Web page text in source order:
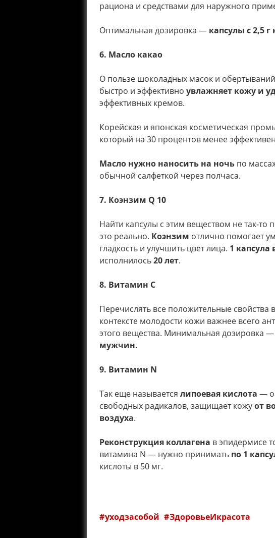
рациона и средствами для наружного
Оптимальная дозировка — капсулы с 2,5
6. Масло какао
О пользе шоколадных масок и
быстро и эффективно увлажняет кожу и
эффективных кремов.
Корейская и японская косметическая
который на 30 процентов менее
Масло нужно наносить на ночь по
обычной салфеткой через полчаса.
7. Коэнзим Q 10
Найти капсулы с этим веществом не так-то
это реально. Коэнзим отлично помогает
гладкость и улучшить цвет лица. 1 капсула
исполнилось20 лет.
8. Витамин С
Перечислять все положительные
контексте молодости кожи важнее всего
этого вещества. Минимальная дозировка —
мужчин.
9. Витамин N
Так еще называется липоевая кислота —
свободных радикалов, защищает кожуот
воздуха.
Реконструкция коллагена в эпидермисе
витамина N — нужно принимать по 1
кислоты в 50 мг.
уходзасобой ЗдоровьеИкрасота